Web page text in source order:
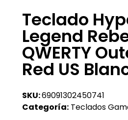
Teclado
Legend
QWERTY
Red US
SKU:69091302450741
Categoría: Teclados